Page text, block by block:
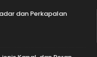
dan Perkapalan